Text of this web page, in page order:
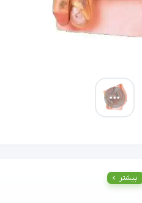
بیشتر